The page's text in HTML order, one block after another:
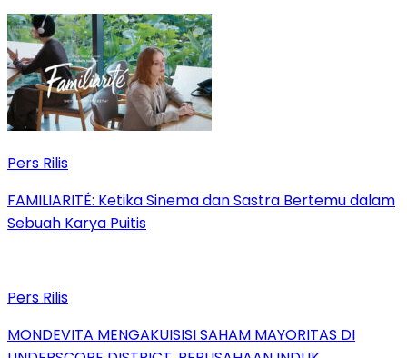
Pers Rilis
FAMILIARITÉ: Ketika Sinema dan Sastra Bertemu dalam
Sebuah Karya Puitis
Pers Rilis
MONDEVITA MENGAKUISISI SAHAM MAYORITAS DI